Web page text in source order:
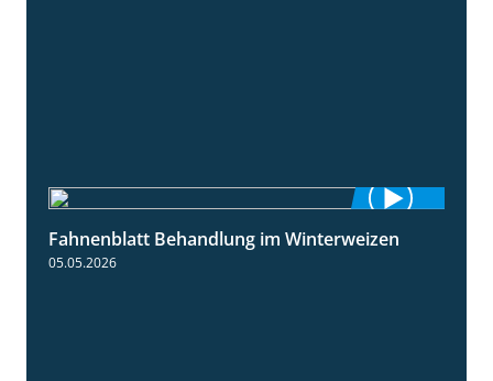
0:53
Fahnenblatt Behandlung im Winterweizen
05.05.2026